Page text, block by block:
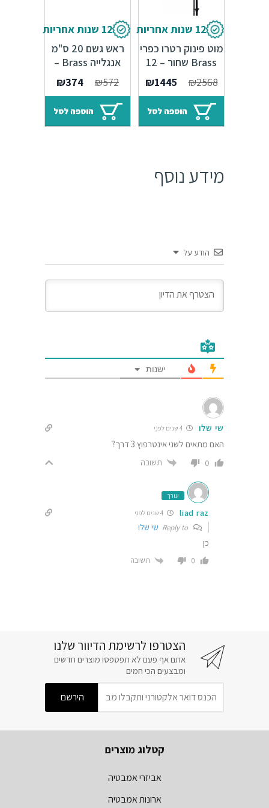
12 שנות אחריות
מוט פינוק רטרו כפרי
Brass שחור – 12
שנות אחריות
₪2568
המחיר
המקורי
היה:
₪2568.
₪1445
המחיר
הנוכחי
₪1445.
הוספה לסל
12 שנות אחריות
ראש גשם 20 ס"מ
אנגלייה Brass –
ניקל כרום מבריק
₪572
המחיר
המקורי
היה:
₪572.
₪374
הנוכחי
הוא:
₪374.
הוספה לסל
מידע נוסף
הודע על
ישנות
שי שלו 4 שנים לִפנֵי
האם מתאים לשני אינטרפוץ 3 דרך?
0 תשובה
עורך
liad raz
Reply to
שי שלו
כן
0 תשובה
הצטרפו לרשימת הדיוור שלנו
אתם אף פעם לא תפספסו מוצרים חדשים
ומבצעים הכי חמים
קטלוג מוצרים
אביזרי אמבטיה
ארונות אמבטיה